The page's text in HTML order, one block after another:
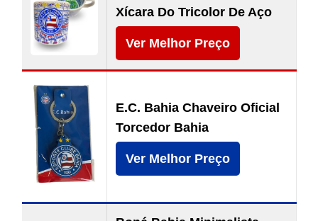
Xícara Do Tricolor De Aço
Ver Melhor Preço
E.C. Bahia Chaveiro Oficial
Torcedor Bahia
Ver Melhor Preço